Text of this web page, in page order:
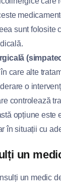
sunt folosite
care alte
o
controlează
opțiune este
în situații cu
un
un medic